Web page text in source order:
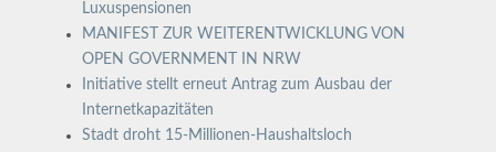
Luxuspensionen
MANIFEST ZUR WEITERENTWICKLUNG VON
OPEN GOVERNMENT IN NRW
Initiative stellt erneut Antrag zum Ausbau der
Internetkapazitäten
Stadt droht 15-Millionen-Haushaltsloch